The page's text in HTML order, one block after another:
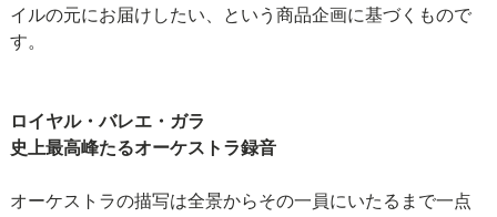
イルの元にお届けしたい、という商品企画に基づくもので
す。
ロイヤル・バレエ・ガラ
史上最高峰たるオーケストラ録音
オーケストラの描写は全景からその一員にいたるまで一点